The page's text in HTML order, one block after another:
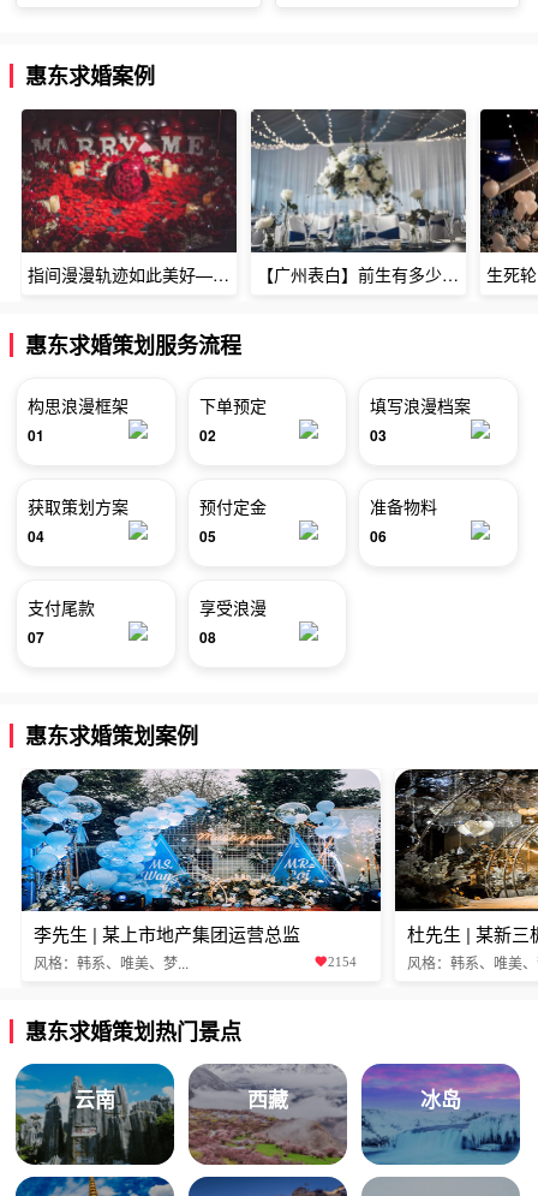
惠东求婚案例
指间漫漫轨迹如此美好——深圳烈焰玫瑰生日惊喜 【广州表白】前生有多少未尽的缘7张
惠东求婚策划服务流程
构思浪漫框架
01
下单预定
02
填写浪漫档案
03
获取策划方案
04
预付定金
05
准备物料
06
支付尾款
07
享受浪漫
08
惠东求婚策划案例
李先生 | 某上市地产集团运营总监
风格：韩系、唯美、梦... 2154
杜先生 | 某新三
风格：韩系、唯美
惠东求婚策划热门景点
云南 西藏 冰岛